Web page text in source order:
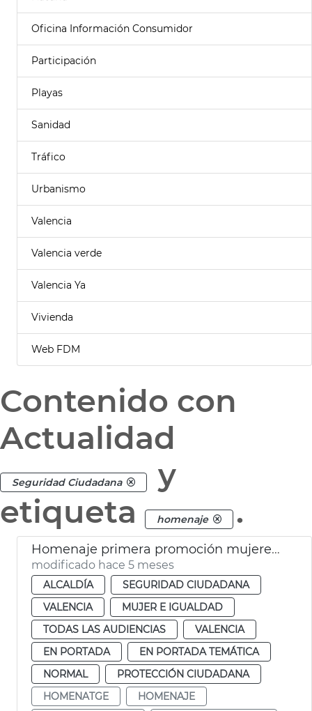
Oficina Información Consumidor
Participación
Playas
Sanidad
Tráfico
Urbanismo
Valencia
Valencia verde
Valencia Ya
Vivienda
Web FDM
Contenido con
Actualidad
Seguridad Ciudadana
y
etiqueta
homenaje .
Homenaje primera promoción mujeres Policía Local València
modificado hace 5 meses
ALCALDÍA
SEGURIDAD CIUDADANA
VALENCIA
MUJER E IGUALDAD
TODAS LAS AUDIENCIAS
VALENCIA
EN PORTADA
EN PORTADA TEMÁTICA
NORMAL
PROTECCIÓN CIUDADANA
HOMENATGE
HOMENAJE